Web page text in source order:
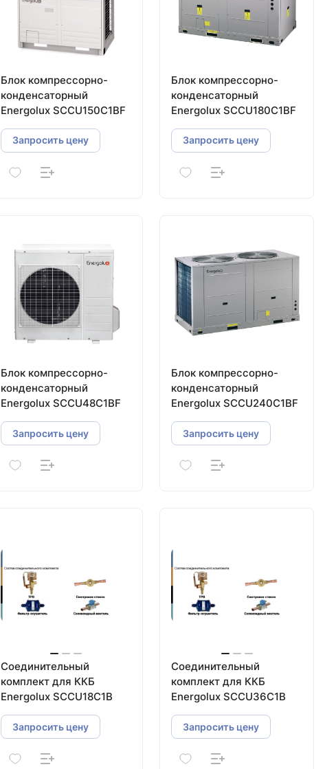
Блок компрессорно-
конденсаторный
Energolux SCCU150C1BF
Запросить цену
Блок компрессорно-
конденсаторный
Energolux SCCU180C1BF
Запросить цену
Блок компрессорно-
конденсаторный
Energolux SCCU48C1BF
Запросить цену
Блок компрессорно-
конденсаторный
Energolux SCCU240C1BF
Запросить цену
Соединительный
комплект для ККБ
Energolux SCCU18C1B
Запросить цену
Соединительный
комплект для ККБ
Energolux SCCU36C1B
Запросить цену